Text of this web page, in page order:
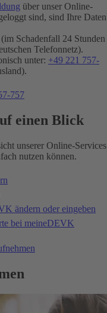
über unser Online-
sind, sind Ihre Daten
(im Schadenfall 24 Stunden
Telefonnetz).
unter: +49 221 757-
757
einen Blick
unserer Online-Services
nutzen können.
ändern oder eingeben
bei meineDEVK